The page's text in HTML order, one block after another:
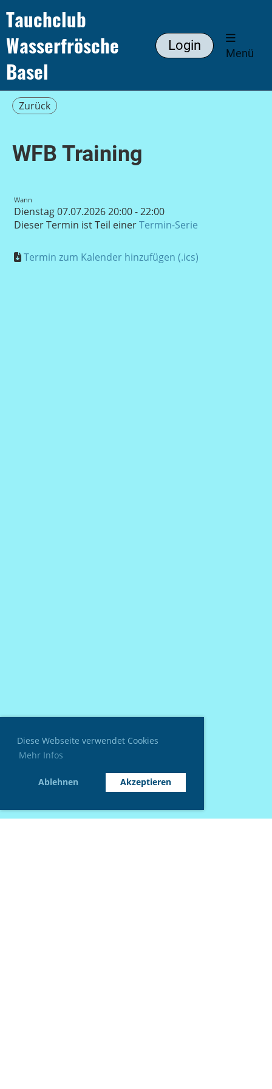
Diese Webseite verwendet Cookies
Mehr Infos
Ablehnen Akzeptieren
Tauchclub
Wasserfrösche
Basel
Login
Menü
Zurück
WFB Training
Wann
Dienstag 07.07.2026 20:00 - 22:00
Dieser Termin ist Teil einerTermin-Serie
Termin zum Kalender hinzufügen (.ics)